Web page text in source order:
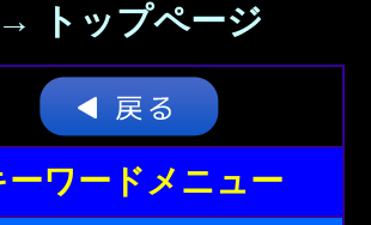
→ トップページ
ーワードメニュー